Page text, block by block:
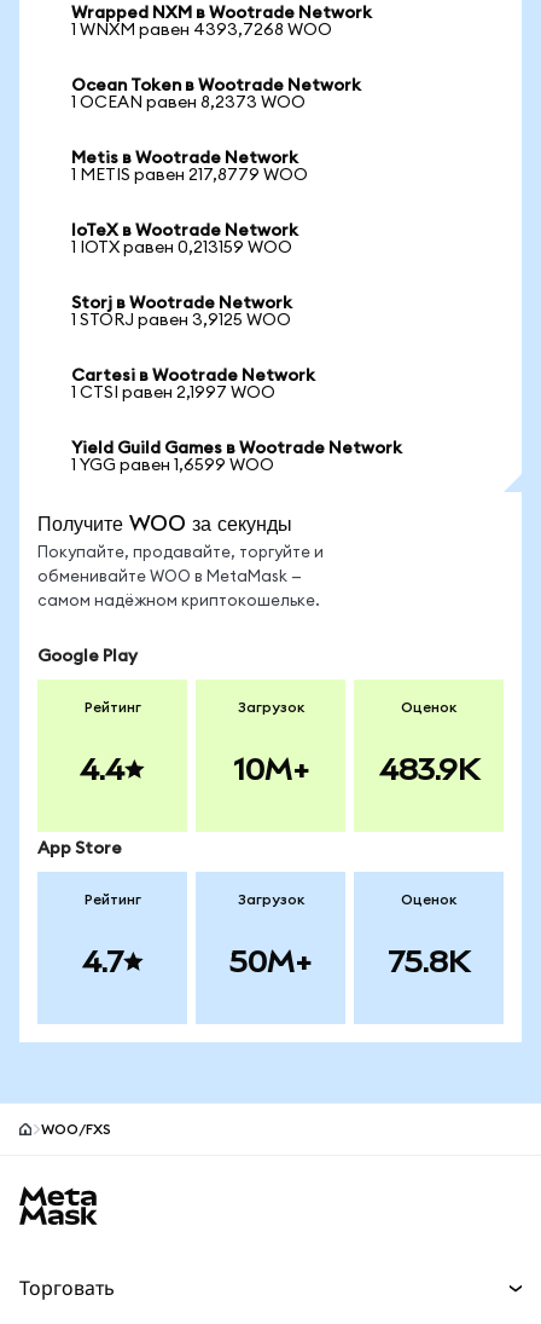
Wrapped NXM в Wootrade Network
1 WNXM равен 4393,7268 WOO
Ocean Token в Wootrade Network
1 OCEAN равен 8,2373 WOO
Metis в Wootrade Network
1 METIS равен 217,8779 WOO
IoTeX в Wootrade Network
1 IOTX равен 0,213159 WOO
Storj в Wootrade Network
1 STORJ равен 3,9125 WOO
Cartesi в Wootrade Network
1 CTSI равен 2,1997 WOO
Yield Guild Games в Wootrade Network
1 YGG равен 1,6599 WOO
Получите WOO за секунды
Покупайте, продавайте, торгуйте и
обменивайте WOO в MetaMask —
самом надёжном криптокошельке.
Google Play
Рейтинг
4.4
Загрузок
10M+
Оценок
483.9K
App Store
Рейтинг
4.7
Загрузок
50M+
Оценок
75.8K
WOO/FXS
Торговать